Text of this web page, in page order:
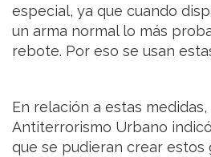
especial, ya que cuando
un arma normal lo más
rebote. Por eso se usan
En relación a estas
Antiterrorismo Urbano
que se pudieran crear estos